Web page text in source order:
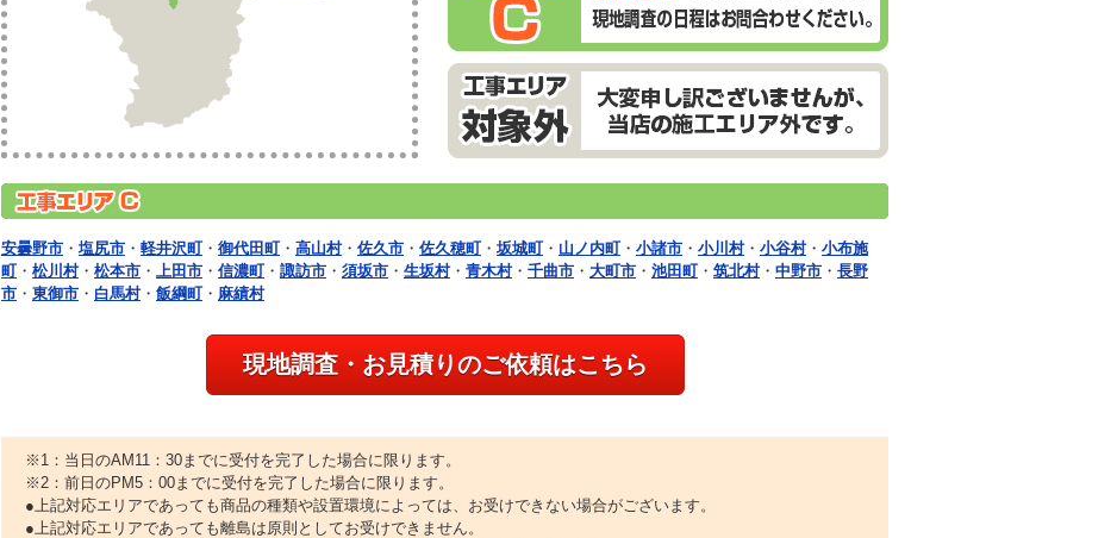
安曇野市 ・ 塩尻市 ・ 軽井沢町・ 御代田町・ 高山村・ 佐久市 ・ 佐久穂町・坂城町・ 山ノ内町・ 小諸市 ・ 小川村・ 小谷村・ 小布施
町・ 松川村・ 松本市 ・ 上田市 ・ 信濃町・ 諏訪市 ・ 須坂市 ・ 生坂村・ 青木村・ 千曲市 ・ 大町市 ・ 池田町・ 筑北村・ 中野市 ・ 長野
市 ・ 東御市 ・ 白馬村・ 飯綱町・ 麻績村
現地調査・お見積りのご依頼はこちら
※1：当日のAM11：30までに受付を完了した場合に限ります。
※2：前日のPM5：00までに受付を完了した場合に限ります。
●上記対応エリアであっても商品の種類や設置環境によっては、お受けできない場合がございます。
●上記対応エリアであっても離島は原則としてお受けできません。